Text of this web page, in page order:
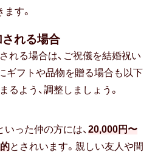
す。
される場合
れる場合は、ご祝儀を結婚祝い
ギフトや品物を贈る場合も以下
るよう、調整しましょう。
った仲の方には、 20,000円〜
とされいます。親しい友人や間